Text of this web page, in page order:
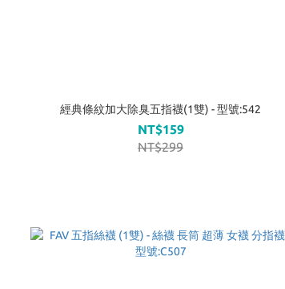
經典條紋加大除臭五指襪(1雙) - 型號:542
NT$159
NT$299